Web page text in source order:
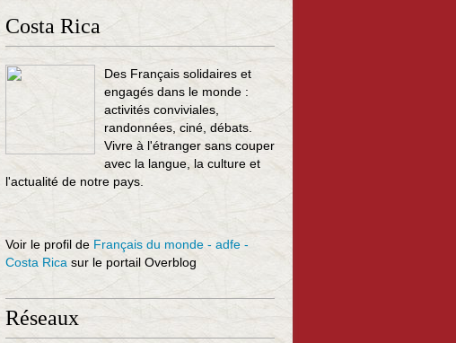
Costa Rica
Des Français solidaires et
engagés dans le monde :
activités conviviales,
randonnées, ciné, débats.
Vivre à l'étranger sans couper
avec la langue, la culture et
l'actualité de notre pays.
Voir le profil de Français du monde - adfe -
Costa Rica sur le portail Overblog
Réseaux